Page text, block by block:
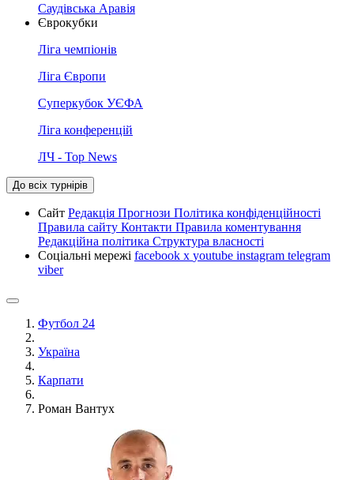
Саудівська Аравія
Єврокубки
Ліга чемпіонів
Ліга Європи
Суперкубок УЄФА
Ліга конференцій
ЛЧ - Top News
До всіх турнірів
Сайт Редакція Прогнози Політика конфіденційності
Правила сайту Контакти Правила коментування
Редакційна політика Структура власності
Соціальні мережі facebook x youtube instagram telegram
viber
Футбол 24
Україна
Карпати
Роман Вантух